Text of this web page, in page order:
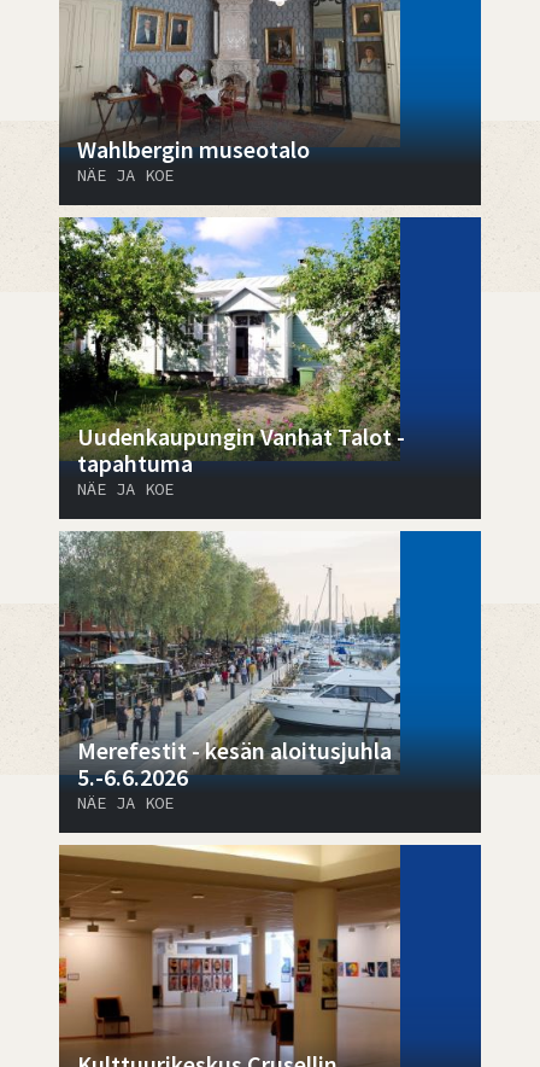
Wahlbergin museotalo
NÄE JA KOE
Uudenkaupungin Vanhat Talot -
tapahtuma
NÄE JA KOE
Merefestit - kesän aloitusjuhla
5.-6.6.2026
NÄE JA KOE